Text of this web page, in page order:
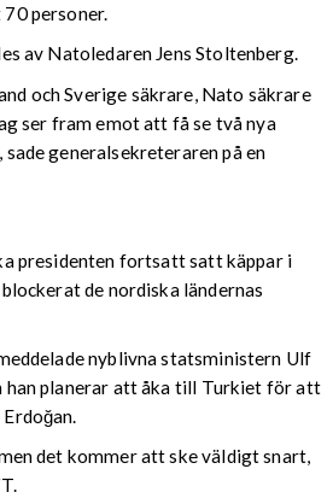
personer.
av Natoledaren Jens Stoltenberg.
och Sverige säkrare, Nato säkrare
ser fram emot att få se två nya
generalsekreteraren på en
presidenten fortsatt satt käppar i
de nordiska ländernas
nyblivna statsministern Ulf
han planerar att åka till Turkiet för att
det kommer att ske väldigt snart,